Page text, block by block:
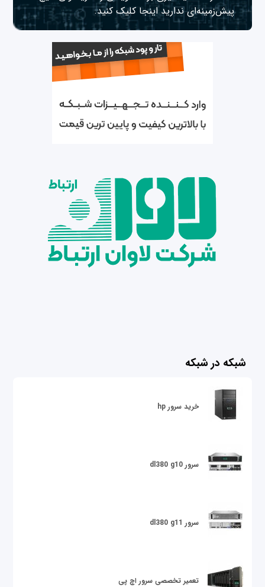
پیش‌زمینه‌ای نداریداینجا کلیک کنید.
شبکه در شبکه
خرید سرور hp
سرور dl380 g10
سرور dl380 g11
تعمیر تخصصی سرور اچ پی